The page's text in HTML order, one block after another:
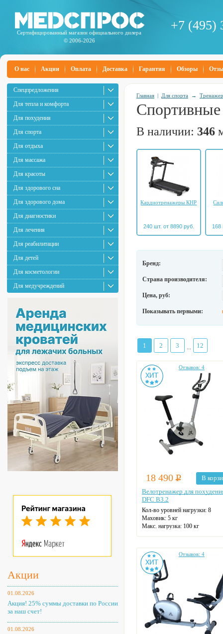
Сертифицированный магазин официального дилера
© 2006-2026
+7 (495)
О нас Акции Оплата Доставка Гарантия Обзоры
Спецпредложения
Для тепла и комфорта
Для похудения
Для спорта
Для отдыха
Для массажа
Для красоты
Для здорового сна
Для здорового дома
Для диагностики
Для лечения
Для реабилитации
Для детей
Для косметологии
Для медучреждений
Акции
01.08.2026
Акция! 25% суммы доставки по России
за наш счет!
01.08.2026
Главная | Для спорта →
В наличии: 346
Кардиотренажеры КНР
240 шт. от 8890 руб. 168
Бренд:
Страна производителя:
Цена, руб:
Показывать первыми:
1 2 3 12
Отзывов: 4
18 490 Р
В
Велотренажер для
DFC B3.2
Кол-во уровней нагрузки: 8
Маховик: 5 кг
Макс. нагрузка: 100 кг
Отзывов: 4